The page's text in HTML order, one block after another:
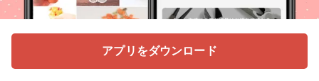
アプリをダウンロード